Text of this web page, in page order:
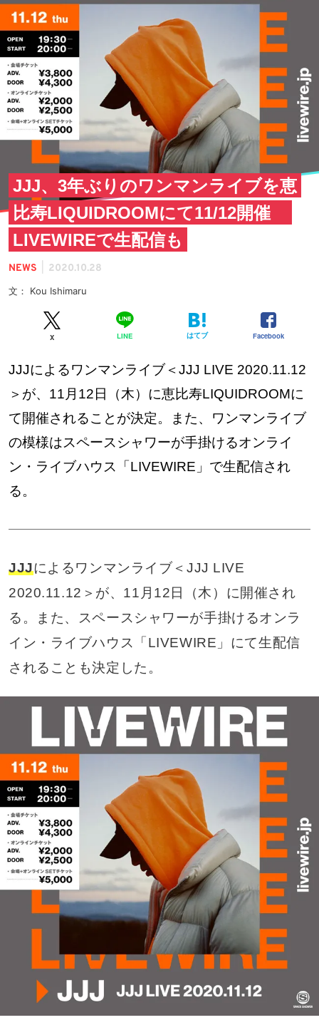
JJJ、3年ぶりのワンマンライブを恵
比寿LIQUIDROOMにて11/12開催
LIVEWIREで生配信も
NEWS 2020.10.28
文： Kou Ishimaru
X LINE はてブ Facebook
JJJによるワンマンライブ＜JJJ LIVE 2020.11.12
＞が、11月12日（木）に恵比寿LIQUIDROOMに
て開催されることが決定。また、ワンマンライブ
の模様はスペースシャワーが手掛けるオンライ
ン・ライブハウス「LIVEWIRE」で生配信され
る。
JJJによるワンマンライブ＜JJJ LIVE
2020.11.12＞が、11月12日（木）に開催され
る。また、スペースシャワーが手掛けるオンラ
イン・ライブハウス「LIVEWIRE」にて生配信
されることも決定した。